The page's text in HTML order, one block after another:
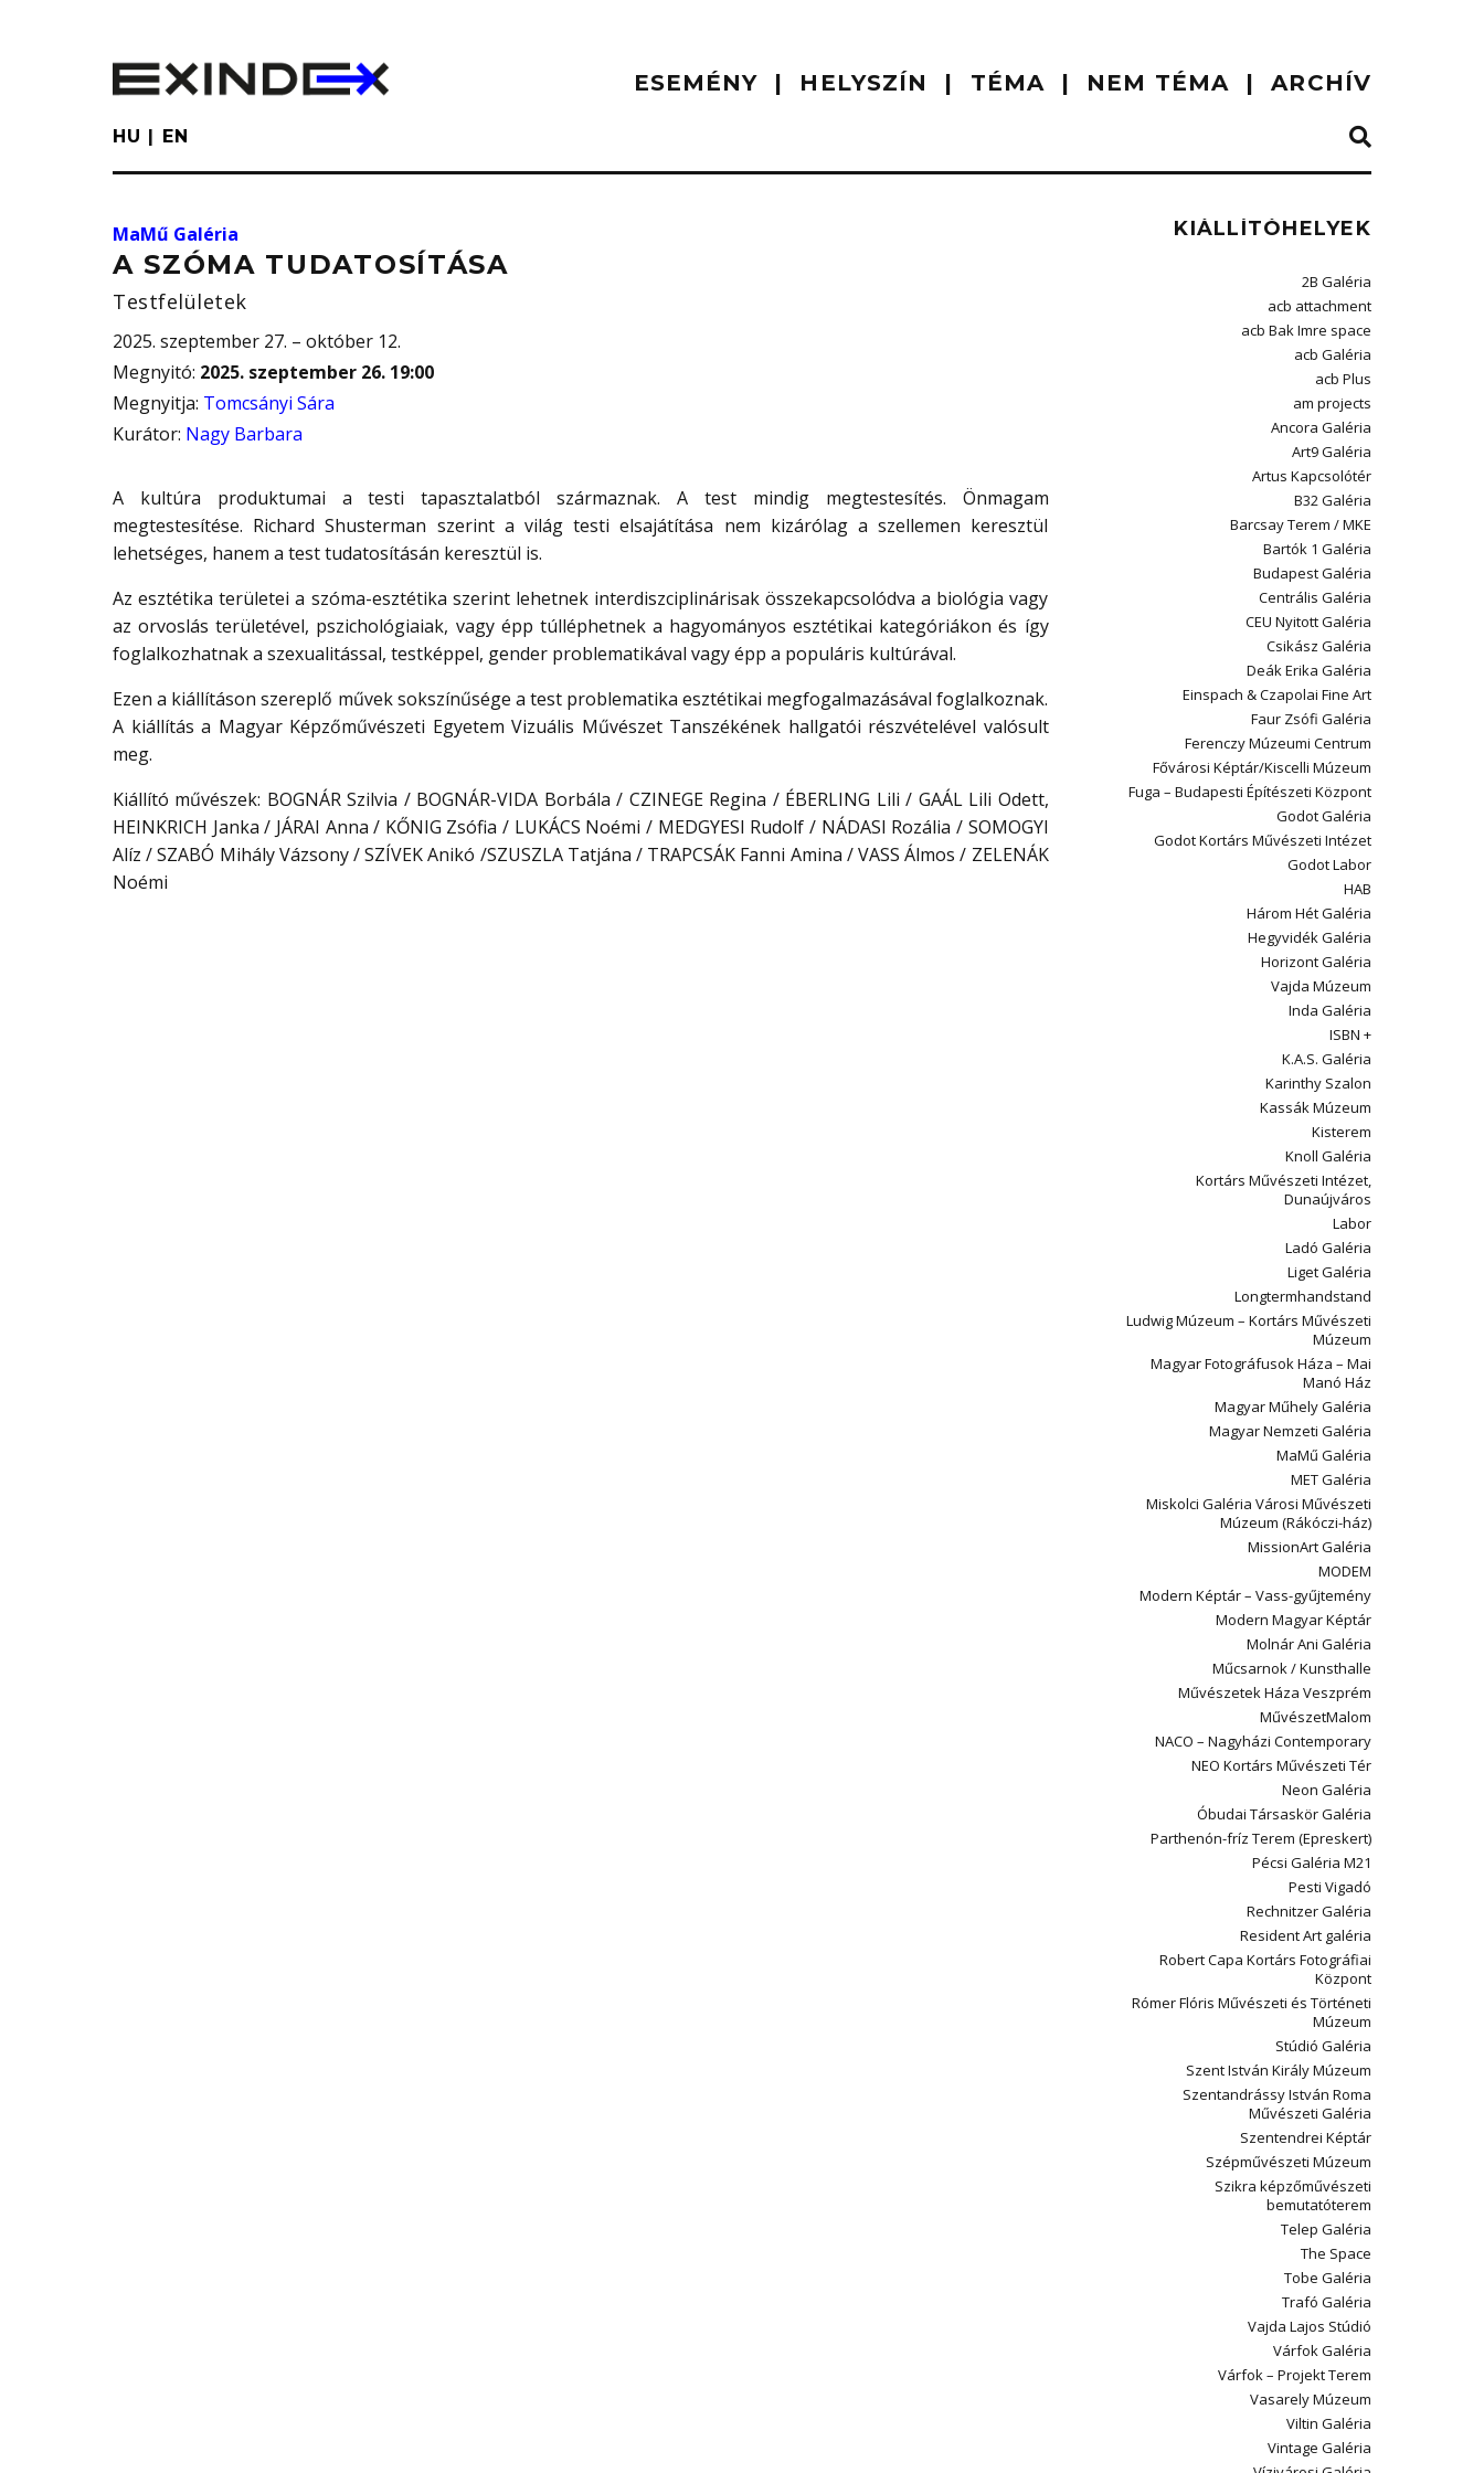
ESEMÉNY HELYSZÍN TÉMA NEM TÉMA ARCHÍV
HU EN
MaMű Galéria
A SZÓMA TUDATOSÍTÁSA
Testfelületek
2025. szeptember 27. – október 12.
Megnyitó: 2025. szeptember 26. 19:00
Megnyitja: Tomcsányi Sára
Kurátor: Nagy Barbara
A kultúra produktumai a testi tapasztalatból származnak. A test mindig megtestesítés. Önmagam
megtestesítése. Richard Shusterman szerint a világ testi elsajátítása nem kizárólag a szellemen keresztül
lehetséges, hanem a test tudatosításán keresztül is.
Az esztétika területei a szóma-esztétika szerint lehetnek interdiszciplinárisak összekapcsolódva a biológia vagy
az orvoslás területével, pszichológiaiak, vagy épp túlléphetnek a hagyományos esztétikai kategóriákon és így
foglalkozhatnak a szexualitással, testképpel, gender problematikával vagy épp a populáris kultúrával.
Ezen a kiállításon szereplő művek sokszínűsége a test problematika esztétikai megfogalmazásával foglalkoznak.
A kiállítás a Magyar Képzőművészeti Egyetem Vizuális Művészet Tanszékének hallgatói részvételével valósult
meg.
Kiállító művészek: BOGNÁR Szilvia / BOGNÁR-VIDA Borbála / CZINEGE Regina / ÉBERLING Lili / GAÁL Lili Odett,
HEINKRICH Janka / JÁRAI Anna / KŐNIG Zsófia / LUKÁCS Noémi / MEDGYESI Rudolf / NÁDASI Rozália / SOMOGYI
Alíz / SZABÓ Mihály Vázsony / SZÍVEK Anikó /SZUSZLA Tatjána / TRAPCSÁK Fanni Amina / VASS Álmos / ZELENÁK
Noémi
KIÁLLÍTÓHELYEK
2B Galéria
acb attachment
acb Bak Imre space
acb Galéria
acb Plus
am projects
Ancora Galéria
Art9 Galéria
Artus Kapcsolótér
B32 Galéria
Barcsay Terem / MKE
Bartók 1 Galéria
Budapest Galéria
Centrális Galéria
CEU Nyitott Galéria
Csikász Galéria
Deák Erika Galéria
Einspach & Czapolai Fine Art
Faur Zsófi Galéria
Ferenczy Múzeumi Centrum
Fővárosi Képtár/Kiscelli Múzeum
Fuga – Budapesti Építészeti Központ
Godot Galéria
Godot Kortárs Művészeti Intézet
Godot Labor
HAB
Három Hét Galéria
Hegyvidék Galéria
Horizont Galéria
Vajda Múzeum
Inda Galéria
ISBN +
K.A.S. Galéria
Karinthy Szalon
Kassák Múzeum
Kisterem
Knoll Galéria
Kortárs Művészeti Intézet,
Dunaújváros
Labor
Ladó Galéria
Liget Galéria
Longtermhandstand
Ludwig Múzeum – Kortárs Művészeti
Múzeum
Magyar Fotográfusok Háza – Mai
Manó Ház
Magyar Műhely Galéria
Magyar Nemzeti Galéria
MaMű Galéria
MET Galéria
Miskolci Galéria Városi Művészeti
Múzeum (Rákóczi-ház)
MissionArt Galéria
MODEM
Modern Képtár – Vass-gyűjtemény
Modern Magyar Képtár
Molnár Ani Galéria
Műcsarnok / Kunsthalle
Művészetek Háza Veszprém
MűvészetMalom
NACO – Nagyházi Contemporary
NEO Kortárs Művészeti Tér
Neon Galéria
Óbudai Társaskör Galéria
Parthenón-fríz Terem (Epreskert)
Pécsi Galéria M21
Pesti Vigadó
Rechnitzer Galéria
Resident Art galéria
Robert Capa Kortárs Fotográfiai
Központ
Rómer Flóris Művészeti és Történeti
Múzeum
Stúdió Galéria
Szent István Király Múzeum
Szentandrássy István Roma
Művészeti Galéria
Szentendrei Képtár
Szépművészeti Múzeum
Szikra képzőművészeti
bemutatóterem
Telep Galéria
The Space
Tobe Galéria
Trafó Galéria
Vajda Lajos Stúdió
Várfok Galéria
Várfok – Projekt Terem
Vasarely Múzeum
Viltin Galéria
Vintage Galéria